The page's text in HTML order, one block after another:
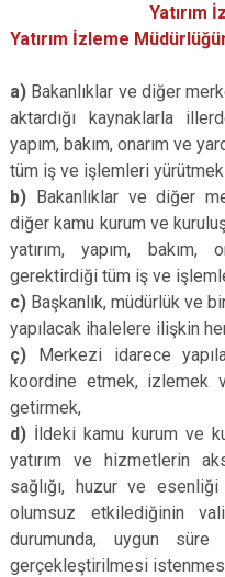
Yatırım
Yatırım İzleme
a) Bakanlıklar ve diğer
aktardığı kaynaklarla
yapım, bakım, onarım ve
tüm iş ve işlemleri
b) Bakanlıklar ve diğer
diğer kamu kurum ve
yatırım, yapım, bakım,
gerektirdiği tüm iş ve
c) Başkanlık, müdürlük ve
yapılacak ihalelere ilişkin
ç) Merkezi idarece
koordine etmek, izlemek
getirmek,
d) İldeki kamu kurum ve
yatırım ve hizmetlerin
sağlığı, huzur ve
olumsuz etkilediğinin
durumunda, uygun süre
gerçekleştirilmesi